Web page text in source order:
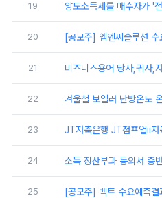
19 양도소득세를 매수자가 '
20 [공모주] 엠엔씨솔루션
21 비즈니스용어 당사,귀사,
22 겨울철 보일러 난방온도
23 JT저축은행 JT점프업ii
24 소득 정산부과 동의서 증
25 [공모주] 벡트 수요예측